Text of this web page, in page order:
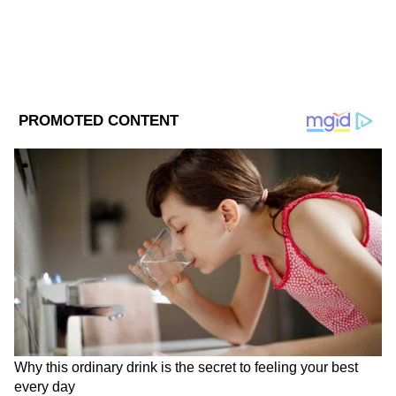
এই প্রসঙ্গে বলে রাখাভাল সংসদে এনডিএ-এর
জোটের ৩৩১ জন সাংসদ রয়েছে। বিজেপি
সাংসদের সংখ্যা ৩০৩। অন্যদিকে বিরোধী ইন্ডিয়ার
সংসদ সংখ্যা মাত্র ১৪৪। জোটবদ্ধ দলগুলির সাংসদ